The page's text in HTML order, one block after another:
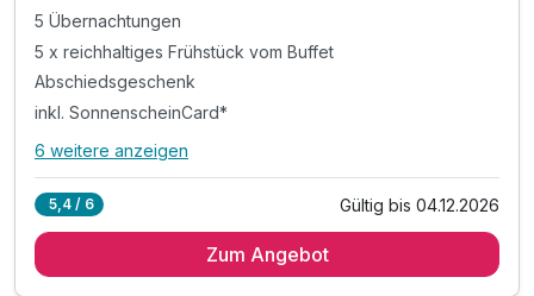
5 Übernachtungen
5 x reichhaltiges Frühstück vom Buffet
Abschiedsgeschenk
inkl. SonnenscheinCard*
Alle Inklusivleistungen
5 x reichhaltiges Frühstück vom Buffet
6 weitere anzeigen
5,4 / 6 Gültig bis 04.12.2026
Zum Angebot